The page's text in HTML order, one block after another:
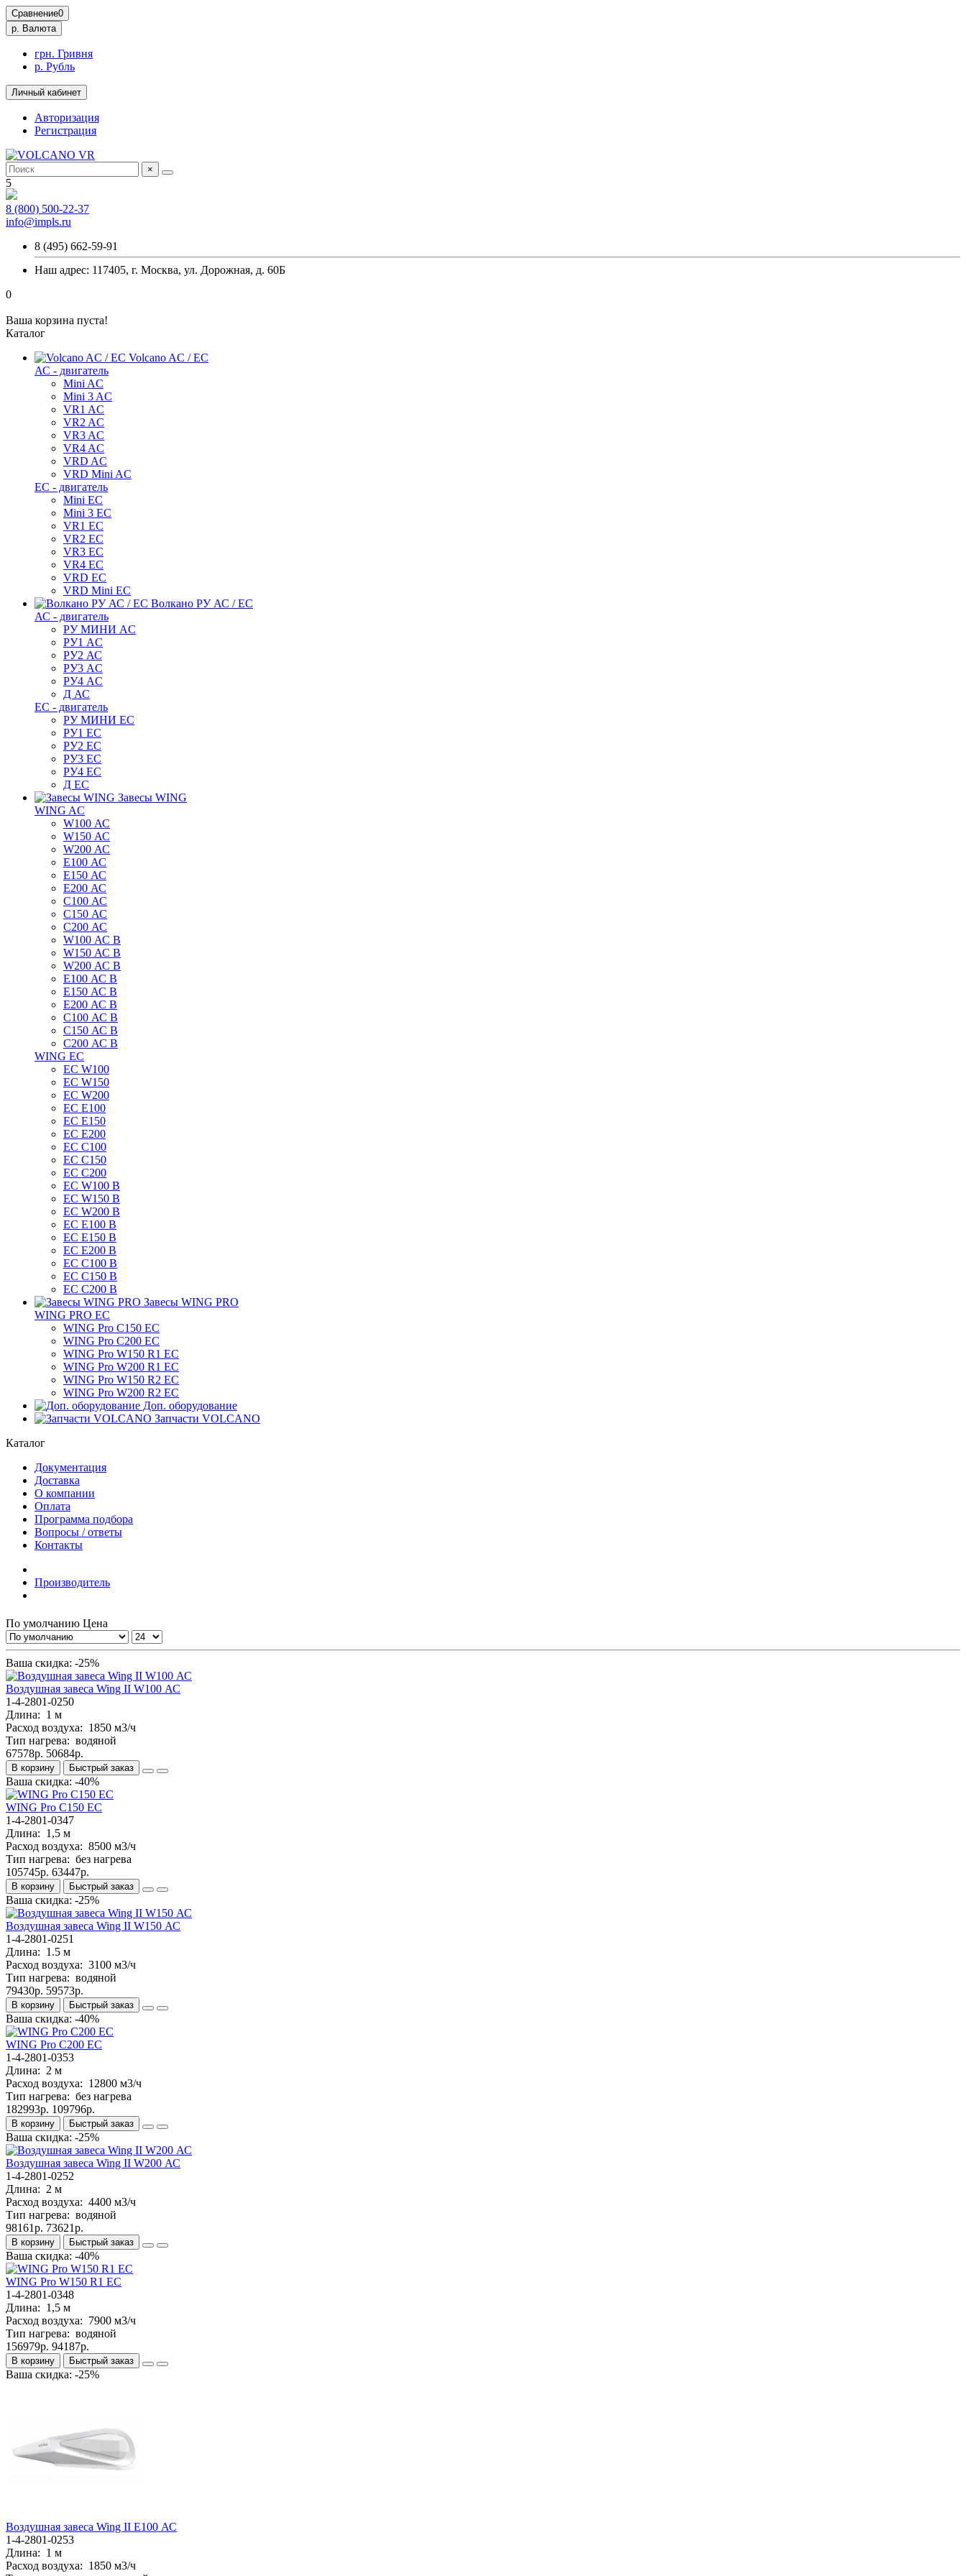
Сравнение0
р. Валюта
грн. Гривня
р. Рубль
Личный кабинет
Авторизация
Регистрация
×
5
8 (800) 500-22-37
info@impls.ru
8 (495) 662-59-91
Наш адрес: 117405, г. Москва, ул. Дорожная, д. 60Б
0
Ваша корзина пуста!
Каталог
Volcano AC / EC
АС - двигатель
Mini AC
Mini 3 AC
VR1 AC
VR2 AC
VR3 AC
VR4 AC
VRD AC
VRD Mini AC
ЕС - двигатель
Mini EC
Mini 3 EC
VR1 EC
VR2 EC
VR3 EC
VR4 EC
VRD EC
VRD Mini EC
Волкано РУ АС / ЕС
АС - двигатель
РУ МИНИ AC
РУ1 AC
РУ2 АС
РУ3 AC
РУ4 AC
Д АС
ЕС - двигатель
РУ МИНИ EC
РУ1 EC
РУ2 EC
РУ3 EC
РУ4 EC
Д ЕС
Завесы WING
WING AC
W100 АС
W150 АС
W200 АС
E100 АС
E150 АС
E200 АС
C100 АС
C150 АС
C200 АС
W100 АС B
W150 АС B
W200 АС B
E100 АС B
E150 АС B
E200 АС B
C100 АС B
C150 АС B
C200 АС B
WING EC
ЕС W100
ЕС W150
ЕС W200
ЕС E100
ЕС E150
ЕС E200
ЕС C100
EC C150
ЕС C200
ЕС W100 B
ЕС W150 B
ЕС W200 B
ЕС E100 B
ЕС E150 B
ЕС E200 B
ЕС C100 B
EC C150 B
ЕС C200 B
Завесы WING PRO
WING PRO EC
WING Pro C150 EC
WING Pro C200 EC
WING Pro W150 R1 EC
WING Pro W200 R1 EC
WING Pro W150 R2 EC
WING Pro W200 R2 EC
Доп. оборудование
Запчасти VOLCANO
Каталог
Документация
Доставка
О компании
Оплата
Программа подбора
Вопросы / ответы
Контакты
Производитель
По умолчанию Цена
Ваша скидка: -25%
Bоздушная завеса Wing II W100 АС
1-4-2801-0250
Длина: 1 м
Расход воздуха: 1850 м3/ч
Тип нагрева: водяной
67578р. 50684р.
В корзину Быстрый заказ
Ваша скидка: -40%
WING Pro C150 EC
1-4-2801-0347
Длина: 1,5 м
Расход воздуха: 8500 м3/ч
Тип нагрева: без нагрева
105745р. 63447р.
В корзину Быстрый заказ
Ваша скидка: -25%
Bоздушная завеса Wing II W150 АС
1-4-2801-0251
Длина: 1.5 м
Расход воздуха: 3100 м3/ч
Тип нагрева: водяной
79430р. 59573р.
В корзину Быстрый заказ
Ваша скидка: -40%
WING Pro C200 EC
1-4-2801-0353
Длина: 2 м
Расход воздуха: 12800 м3/ч
Тип нагрева: без нагрева
182993р. 109796р.
В корзину Быстрый заказ
Ваша скидка: -25%
Bоздушная завеса Wing II W200 АС
1-4-2801-0252
Длина: 2 м
Расход воздуха: 4400 м3/ч
Тип нагрева: водяной
98161р. 73621р.
В корзину Быстрый заказ
Ваша скидка: -40%
WING Pro W150 R1 EC
1-4-2801-0348
Длина: 1,5 м
Расход воздуха: 7900 м3/ч
Тип нагрева: водяной
156979р. 94187р.
В корзину Быстрый заказ
Ваша скидка: -25%
Bоздушная завеса Wing II E100 АС
1-4-2801-0253
Длина: 1 м
Расход воздуха: 1850 м3/ч